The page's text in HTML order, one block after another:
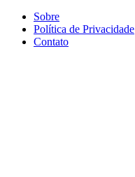
Sobre
Política de Privacidade
Contato